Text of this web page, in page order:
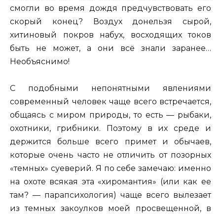
смогли во время дождя предчувствовать его
скорый конец? Воздух донельзя сырой,
хитиновый покров набух, восходящих токов
быть не может, а они всё знали заранее…
Необъяснимо!
С подобными непонятными явлениями
современный человек чаще всего встречается,
общаясь с миром природы, то есть — рыбаки,
охотники, грибники. Поэтому в их среде и
держится больше всего примет и обычаев,
которые очень часто не отличить от позорных
«темных» суеверий. Я по себе замечаю: именно
на охоте всякая эта «хиромантия» (или как ее
там? — парапсихология) чаще всего вылезает
из темных закоулков моей просвещенной, в